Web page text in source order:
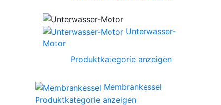
Unterwasser-
Motor
Produktkategorie anzeigen
Membrankessel
Produktkategorie anzeigen